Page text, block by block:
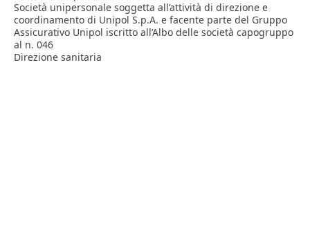
Società unipersonale soggetta all’attività di direzione e
coordinamento di Unipol S.p.A. e facente parte del Gruppo
Assicurativo Unipol iscritto all’Albo delle società capogruppo
al n. 046
Direzione sanitaria